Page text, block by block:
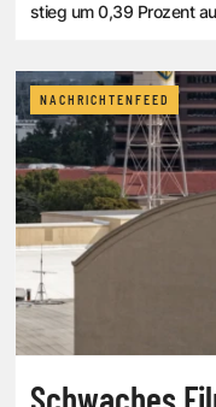
stieg um 0,39 Prozent
NACHRICHTENFEED